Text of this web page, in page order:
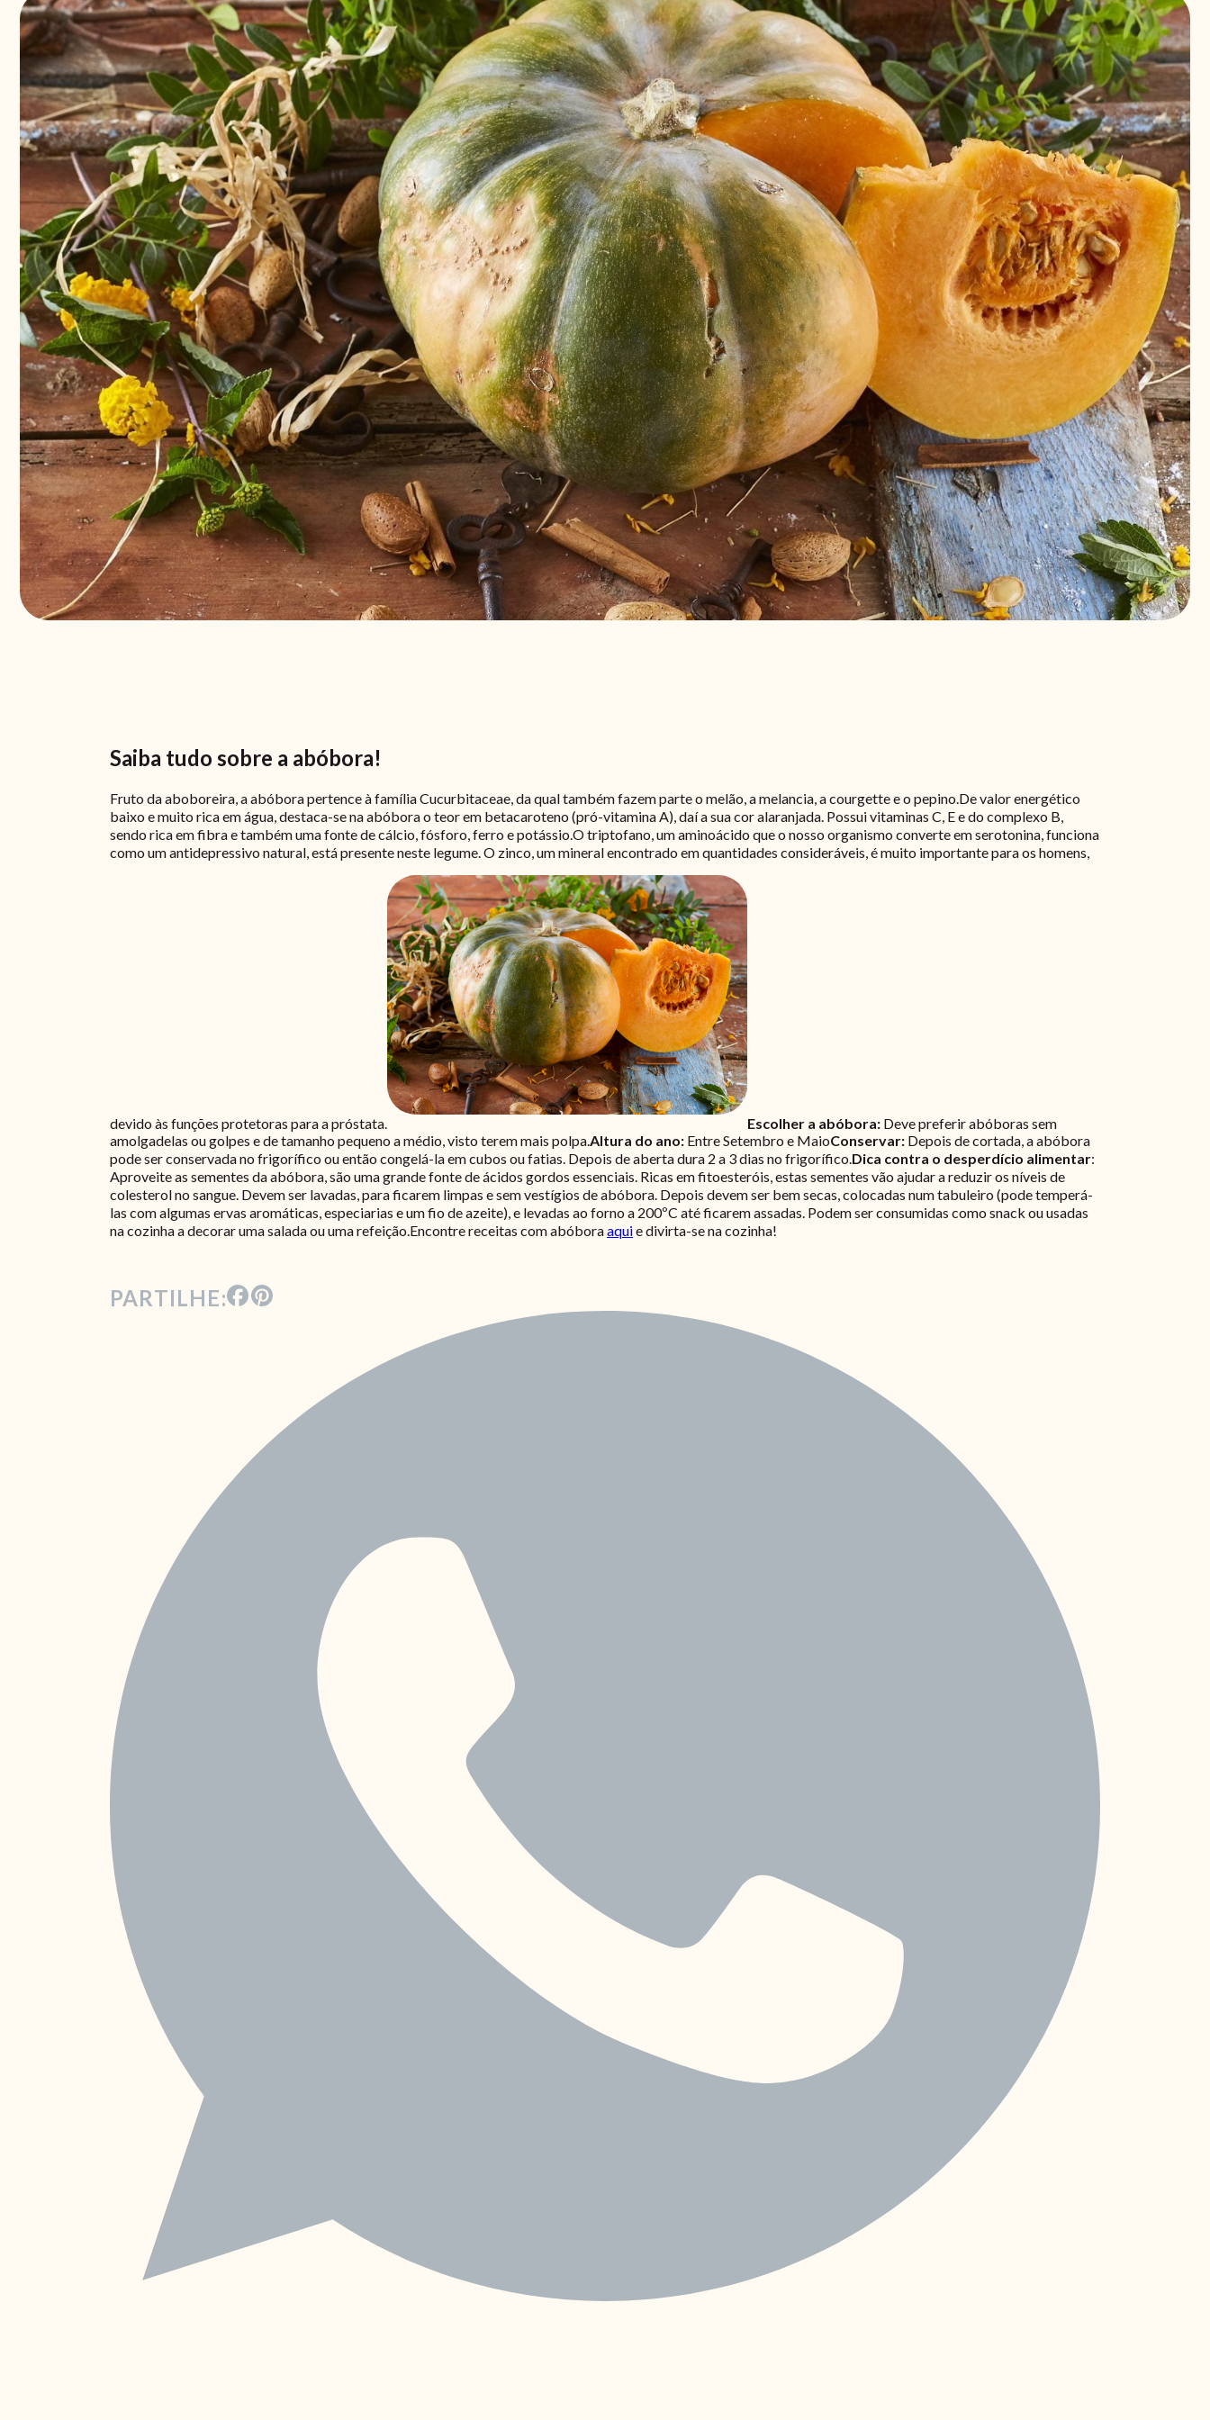
Saiba tudo sobre a abóbora!
Fruto da aboboreira, a abóbora pertence à família Cucurbitaceae, da qual também fazem parte o melão, a melancia, a courgette e o pepino.De valor energético
baixo e muito rica em água, destaca-se na abóbora o teor em betacaroteno (pró-vitamina A), daí a sua cor alaranjada. Possui vitaminas C, E e do complexo B,
sendo rica em fibra e também uma fonte de cálcio, fósforo, ferro e potássio.O triptofano, um aminoácido que o nosso organismo converte em serotonina, funciona
como um antidepressivo natural, está presente neste legume. O zinco, um mineral encontrado em quantidades consideráveis, é muito importante para os homens,
devido às funções protetoras para a próstata. Escolher a abóbora: Deve preferir abóboras sem
amolgadelas ou golpes e de tamanho pequeno a médio, visto terem mais polpa.Altura do ano: Entre Setembro e MaioConservar: Depois de cortada, a abóbora
pode ser conservada no frigorífico ou então congelá-la em cubos ou fatias. Depois de aberta dura 2 a 3 dias no frigorífico.Dica contra o desperdício alimentar:
Aproveite as sementes da abóbora, são uma grande fonte de ácidos gordos essenciais. Ricas em fitoesteróis, estas sementes vão ajudar a reduzir os níveis de
colesterol no sangue. Devem ser lavadas, para ficarem limpas e sem vestígios de abóbora. Depois devem ser bem secas, colocadas num tabuleiro (pode temperá-
las com algumas ervas aromáticas, especiarias e um fio de azeite), e levadas ao forno a 200ºC até ficarem assadas. Podem ser consumidas como snack ou usadas
na cozinha a decorar uma salada ou uma refeição.Encontre receitas com abóboraaquie divirta-se na cozinha!
PARTILHE: